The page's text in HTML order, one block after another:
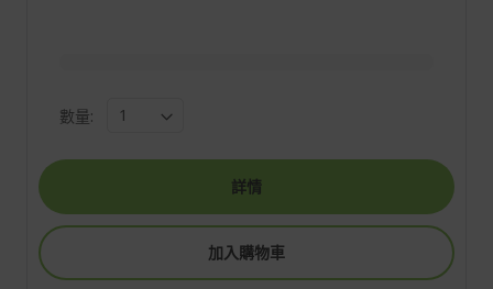
數量:
詳情
加入購物車